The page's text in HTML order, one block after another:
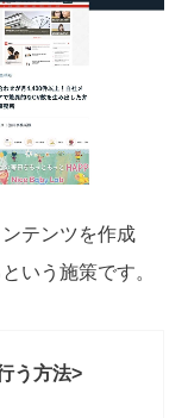
テンツを作成
いう施策です。
う方法>